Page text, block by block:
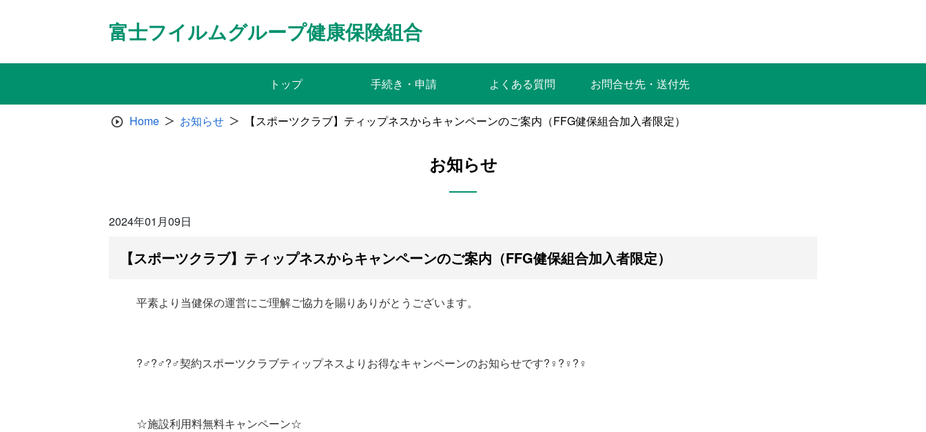
富士フイルムグループ健康保険組合
トップ 手続き・申請 よくある質問 お問合せ先・送付先
Home お知らせ 【スポーツクラブ】ティップネスからキャンペーンのご案内（FFG健保組合加入者限定）
お知らせ
2024年01月09日
【スポーツクラブ】ティップネスからキャンペーンのご案内（FFG健保組合加入者限定）
平素より当健保の運営にご理解ご協力を賜りありがとうございます。
?️‍♂️?️‍♂️?️‍♂️契約スポーツクラブティップネスよりお得なキャンペーンのお知らせです?️‍♀️?️‍♀️?️‍♀️
☆施設利用料無料キャンペーン☆